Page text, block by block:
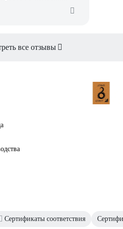
все отзывы
Сертификаты соответствия